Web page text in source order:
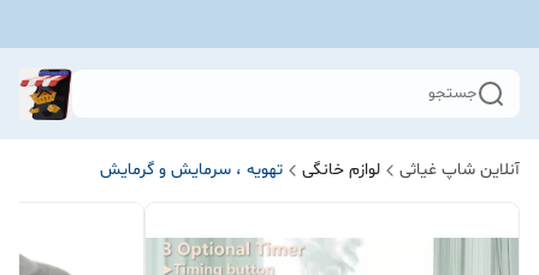
جستجو
آنلاین شاپ غیاثی لوازم خانگی تهویه ، سرمایش و گرمایش